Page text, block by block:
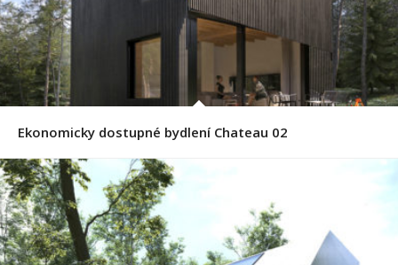
Ekonomicky dostupné bydlení Chateau 02